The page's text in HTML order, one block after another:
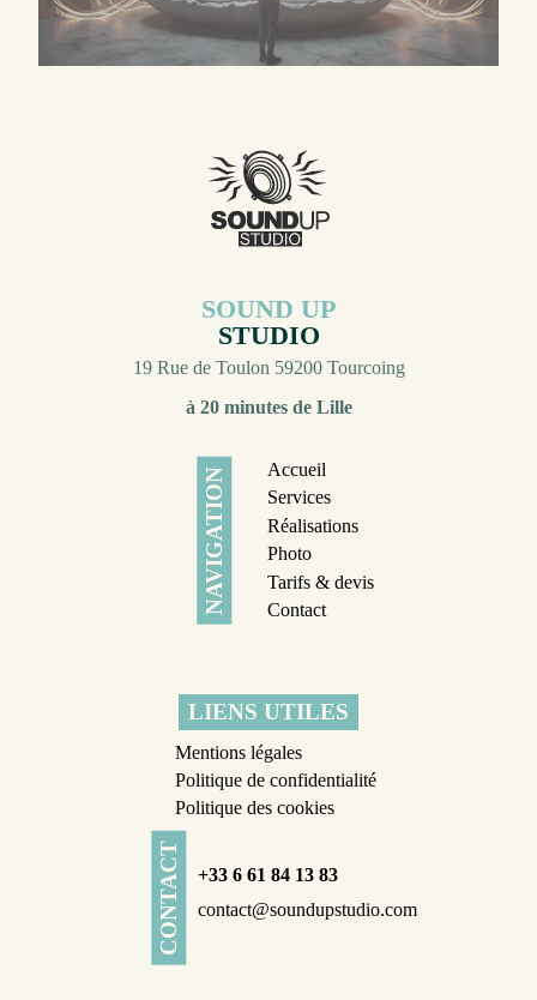
SOUND UP
STUDIO
19 Rue de Toulon 59200 Tourcoing
à 20 minutes de Lille
NAVIGATION
Accueil
Services
Réalisations
Photo
Tarifs & devis
Contact
LIENS UTILES
Mentions légales
Politique de confidentialité
Politique des cookies
CONTACT
+33 6 61 84 13 83
contact@soundupstudio.com